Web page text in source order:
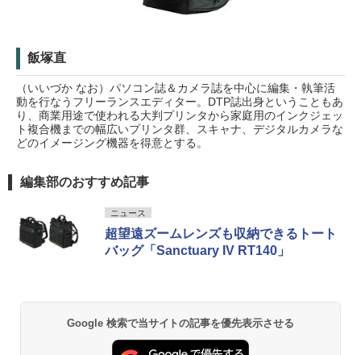
飯塚直
（いいづか なお）パソコン誌＆カメラ誌を中心に編集・執筆活
動を行なうフリーランスエディター。DTP誌出身ということもあ
り、商業用途で使われる大判プリンタから家庭用のインクジェッ
ト複合機までの幅広いプリンタ群、スキャナ、デジタルカメラな
どのイメージング機器を得意とする。
編集部のおすすめ記事
ニュース
超望遠ズームレンズも収納できるトート
バッグ「Sanctuary IV RT140」
Google 検索で当サイトの記事を優先表示させる